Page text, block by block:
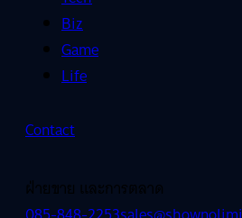
Biz
Game
Life
Contact
ฝ่ายขาย และการตลาด